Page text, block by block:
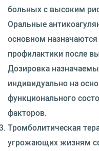
больных с высоким
Оральные
основном
профилактики после
Дозировка
индивидуально на
функционального
факторов.
Тромболитическая
угрожающих жизням